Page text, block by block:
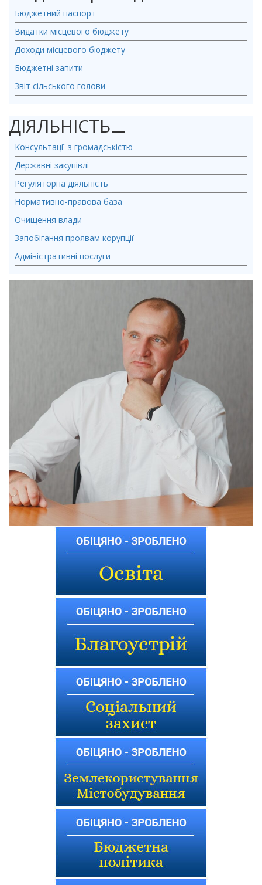
Бюджетний паспорт
Видатки місцевого бюджету
Доходи місцевого бюджету
Бюджетні запити
Звіт сільського голови
ДІЯЛЬНІСТЬ⚊
Консультації з громадськістю
Державні закупівлі
Регуляторна діяльність
Нормативно-правова база
Очищення влади
Запобігання проявам корупції
Адміністративні послуги